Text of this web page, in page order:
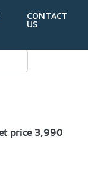
CONTACT
US
price 3,990